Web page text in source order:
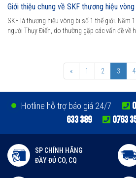
Giới thiệu chung về SKF thương hiệu
SKF là thương hiệu vòng bi số 1 thế giới. Năm
người Thụy Điển, do thường gặp các vấn đề về
« 1 2 3 4
Hotline hỗ trợ báo giá 24/7
633 389
0763
SP CHÍNH HÃNG
ĐẦY ĐỦ CO, CQ